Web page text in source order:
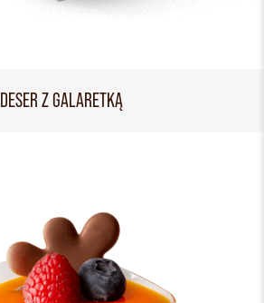
DESER Z GALARETKĄ